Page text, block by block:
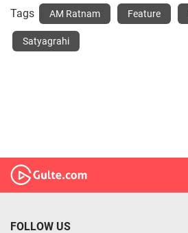
Tags AM Ratnam Feature
Satyagrahi
FOLLOW US